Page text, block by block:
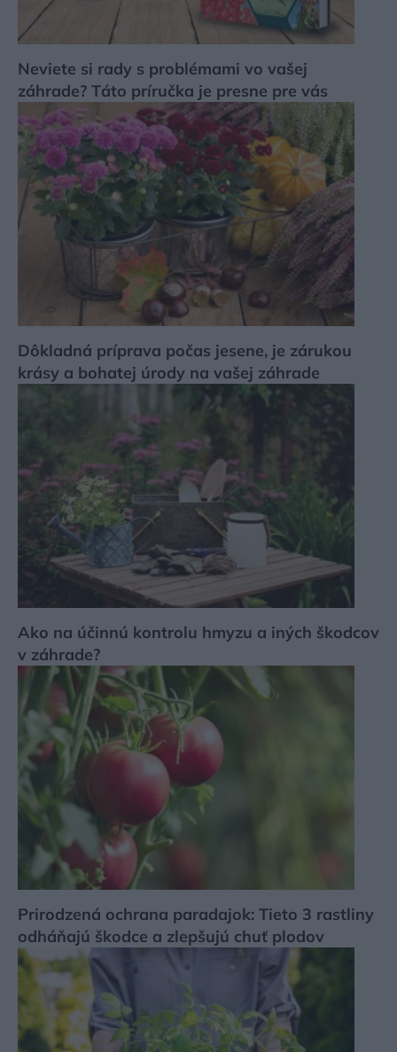
Neviete si rady s problémami vo vašej
záhrade? Táto príručka je presne pre vás
Dôkladná príprava počas jesene, je zárukou
krásy a bohatej úrody na vašej záhrade
Ako na účinnú kontrolu hmyzu a iných škodcov
v záhrade?
Prirodzená ochrana paradajok: Tieto 3 rastliny
odháňajú škodce a zlepšujú chuť plodov